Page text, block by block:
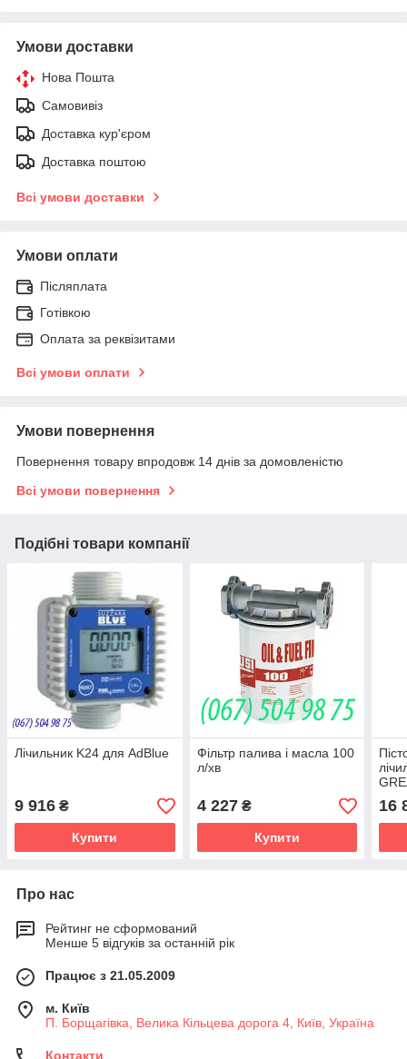
Умови доставки
Нова Пошта
Самовивіз
Доставка кур'єром
Доставка поштою
Всі умови доставки
Умови оплати
Післяплата
Готівкою
Оплата за реквізитами
Всі умови оплати
Умови повернення
Повернення товару впродовж 14 днів за домовленістю
Всі умови повернення
Подібні товари компанії
Лічильник K24 для AdBlue
9 916 ₴
Купити
Фільтр палива і масла 100
л/хв
4 227₴
Купити
16
Про нас
Рейтинг не сформований
Менше 5 відгуків за останній рік
Працює з 21.05.2009
м. Київ
П. Борщагівка, Велика Кільцева дорога 4, Київ, Україна
Контакти